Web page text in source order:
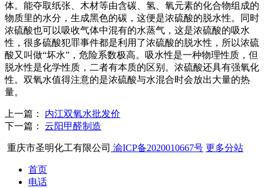
体。能夺取纸张、木材等由含碳、氢、氧元素的化合物组成的
物质里的水分，生成黑色的碳，这便是浓硫酸的脱水性。同时
浓硫酸也可以吸收气体中混有的水蒸气，这是浓硫酸的吸水
性，很多硫酸犯罪事件都是利用了浓硫酸的脱水性，所以浓硫
酸又叫做“坏水”，危险系数极高。吸水性是一种物理性质，但
脱水性是化学性质，二者有本质的区别。浓硫酸还具有强氧化
性。双氧水值得注意的是浓硫酸与水混合时会放出大量的热
量。
上一篇： 内江双氧水批发价
下一篇： 云阳甲醛制造
重庆市圣明化工有限公司 渝ICP备2020010667号 更多分站
首页
电话